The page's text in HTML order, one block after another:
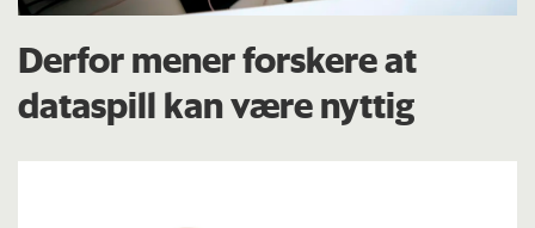
Derfor mener forskere at
dataspill kan være nyttig